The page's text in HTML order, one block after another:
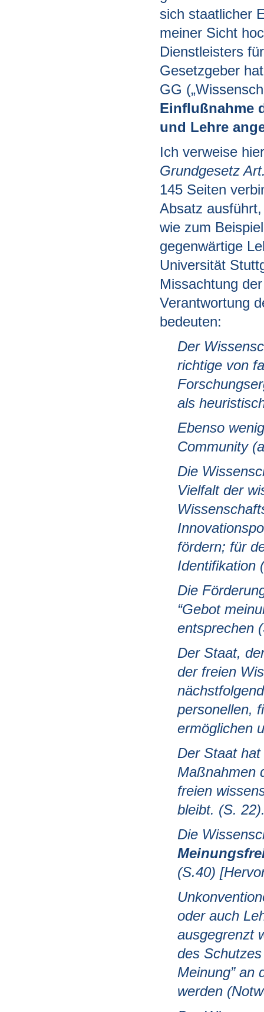
sich staatlicher
meiner Sicht
Dienstleisters
Gesetzgeber
GG
Einflußnahme
und Lehre
Ich verweise
Grundgesetz
145 Seiten
Absatz
wie zum
gegenwärtige
Universität
Missachtung
Verantwortung
bedeuten:
Der
richtige von
als
Ebenso
Community
Die
Vielfalt der
fördern; für
Identifikation
Die
“Gebot
entsprechen
Der Staat,
der freien
personellen,
ermöglichen
Der Staat
Maßnahmen
freien
bleibt. (S.
Die
(S.40)
oder auch
ausgegrenzt
des
Meinung” an
werden